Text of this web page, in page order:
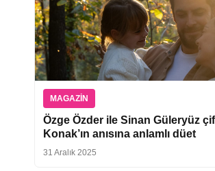
MAGAZIN
Özge Özder ile Sinan Güleryüz
Konak’ın anısına anlamlı düet
31 Aralık 2025